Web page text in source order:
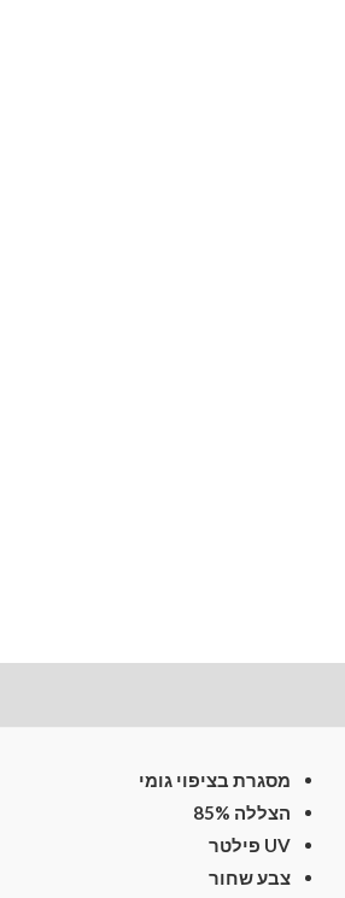
מסגרת בציפוי גומי
הצללה 85%
UV פילטר
צבע שחור